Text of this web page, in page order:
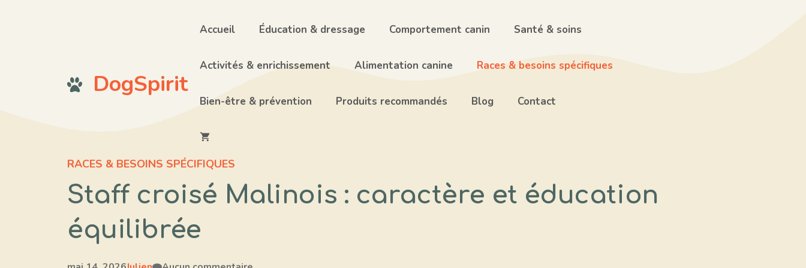
DogSpirit
Accueil Éducation & dressage Comportement canin Santé & soins
Activités & enrichissement Alimentation canine Races & besoins spécifiques
Bien-être & prévention Produits recommandés Blog Contact
RACES & BESOINS SPÉCIFIQUES
Staff croisé Malinois : caractère et éducation
équilibrée